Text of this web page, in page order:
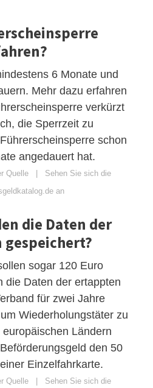
6 Monate und
Mehr dazu erfahren
verkürzt
die Sperrzeit zu
schon
angedauert hat.
Quelle | Sehen Sie sich die
an
die Daten der
sogar 120 Euro
die Daten der ertappten
für zwei Jahre
Wiederholungstäter zu
Ländern
den 50
Einzelfahrkarte.
Quelle | Sehen Sie sich die